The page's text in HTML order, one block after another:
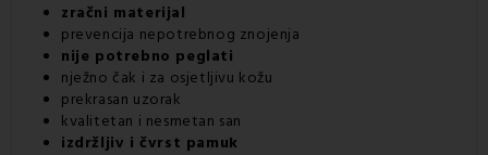
zračni materijal
prevencija nepotrebnog znojenja
nije potrebno peglati
nježno čak i za osjetljivu kožu
prekrasan uzorak
kvalitetan i nesmetan san
izdržljiv i čvrst pamuk